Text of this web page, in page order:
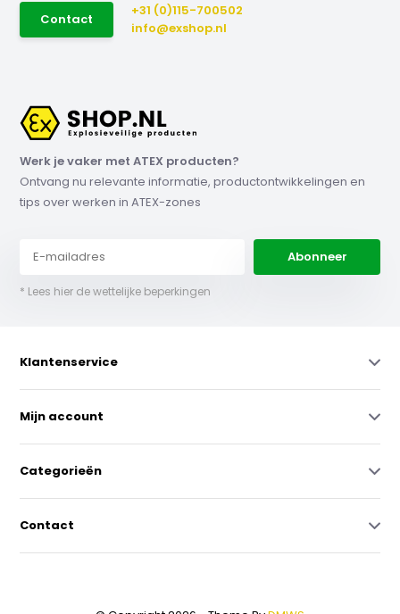
Contact
+31 (0)115-700502
info@exshop.nl
Werk je vaker met ATEX producten?
Ontvang nu relevante informatie, productontwikkelingen en
tips over werken in ATEX-zones
Abonneer
* Lees hier de wettelijke beperkingen
Klantenservice
Mijn account
Categorieën
Contact